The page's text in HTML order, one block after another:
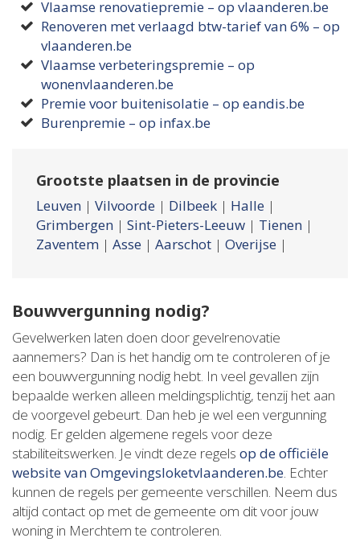
Vlaamse renovatiepremie – op vlaanderen.be
Renoveren met verlaagd btw-tarief van 6% – op
vlaanderen.be
Vlaamse verbeteringspremie – op
wonenvlaanderen.be
Premie voor buitenisolatie – op eandis.be
Burenpremie – op infax.be
Grootste plaatsen in de provincie
Leuven | Vilvoorde | Dilbeek | Halle |
Grimbergen | Sint-Pieters-Leeuw | Tienen |
Zaventem | Asse | Aarschot | Overijse |
Bouwvergunning nodig?
Gevelwerken laten doen door gevelrenovatie
aannemers? Dan is het handig om te controleren of je
een bouwvergunning nodig hebt. In veel gevallen zijn
bepaalde werken alleen meldingsplichtig, tenzij het aan
de voorgevel gebeurt. Dan heb je wel een vergunning
nodig. Er gelden algemene regels voor deze
stabiliteitswerken. Je vindt deze regels op de officiële
website van Omgevingsloketvlaanderen.be. Echter
kunnen de regels per gemeente verschillen. Neem dus
altijd contact op met de gemeente om dit voor jouw
woning in Merchtem te controleren.